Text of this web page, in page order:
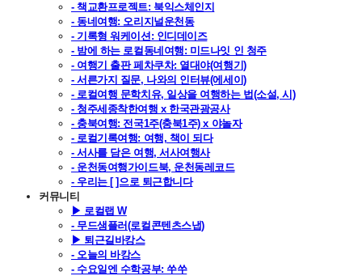
- 책교환프로젝트: 북익스체인지
- 동네여행: 오리지널운천동
- 기록형 워케이션: 인디데이즈
- 밤에 하는 로컬동네여행: 미드나잇 인 청주
- 여행기 출판 페차쿠차: 열대야(여행기)
- 서른가지 질문, 나와의 인터뷰(에세이)
- 로컬여행 문학치유, 일상을 여행하는 법(소설, 시)
- 청주세종착한여행 x 한국관광공사
- 충북여행: 전국1주(충북1주) x 야놀자
- 로컬기록여행: 여행, 책이 되다
- 서사를 담은 여행, 서사여행사
- 운천동여행가이드북, 운천동레코드
- 우리는 [ ]으로 퇴근합니다
커뮤니티
▶ 로컬랩 W
- 무드샘플러(로컬콘텐츠스냅)
▶ 퇴근길바캉스
- 오늘의 바캉스
- 수요일엔 수학공부: 쑤쑤